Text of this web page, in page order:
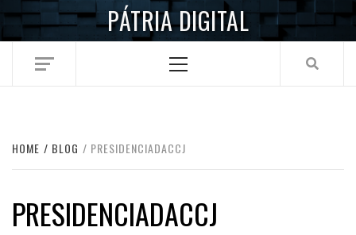
Skip
PÁTRIA DIGITAL
Menu
HOME BLOG PRESIDENCIADACCJ
PRESIDENCIADACCJ